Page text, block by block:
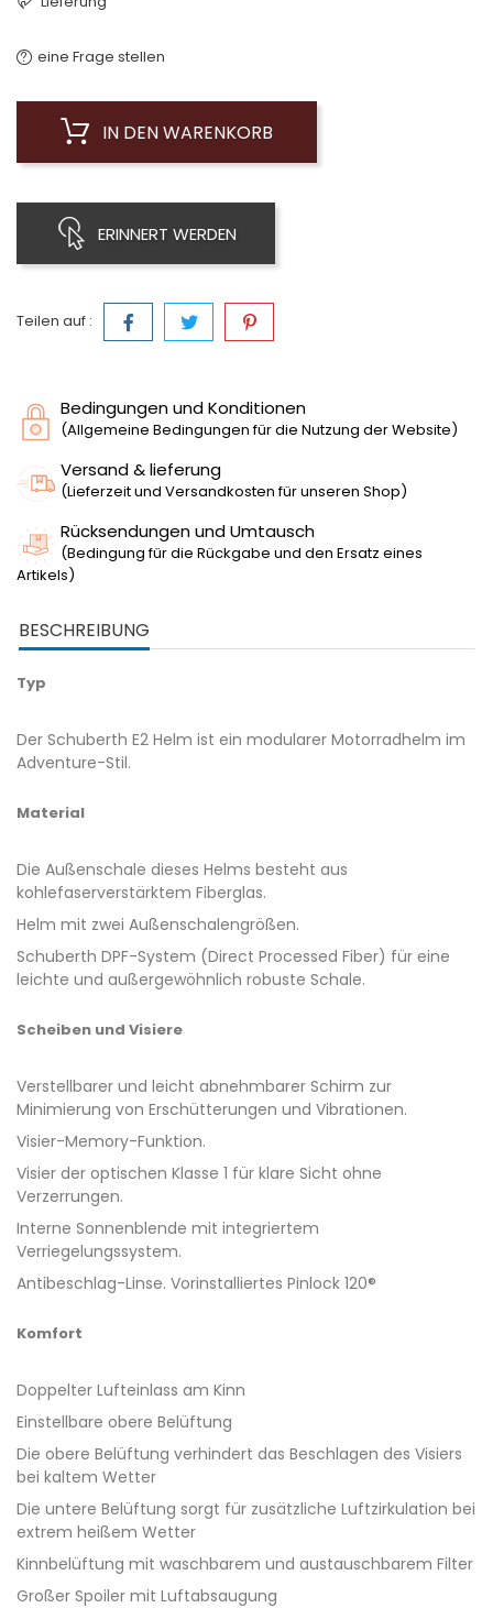
eine Frage stellen
IN DEN WARENKORB
ERINNERT WERDEN
Teilen auf :
Bedingungen und Konditionen
(Allgemeine Bedingungen für die Nutzung der Website)
Versand & lieferung
(Lieferzeit und Versandkosten für unseren Shop)
Rücksendungen und Umtausch
(Bedingung für die Rückgabe und den Ersatz eines
Artikels)
BESCHREIBUNG
Typ
Der Schuberth E2 Helm ist ein modularer Motorradhelm im
Adventure-Stil.
Material
Die Außenschale dieses Helms besteht aus
kohlefaserverstärktem Fiberglas.
Helm mit zwei Außenschalengrößen.
Schuberth DPF-System (Direct Processed Fiber) für eine
leichte und außergewöhnlich robuste Schale.
Scheiben und Visiere
Verstellbarer und leicht abnehmbarer Schirm zur
Minimierung von Erschütterungen und Vibrationen.
Visier-Memory-Funktion.
Visier der optischen Klasse 1 für klare Sicht ohne
Verzerrungen.
Interne Sonnenblende mit integriertem
Verriegelungssystem.
Antibeschlag-Linse. Vorinstalliertes Pinlock 120®
Komfort
Doppelter Lufteinlass am Kinn
Einstellbare obere Belüftung
Die obere Belüftung verhindert das Beschlagen des Visiers
bei kaltem Wetter
Die untere Belüftung sorgt für zusätzliche Luftzirkulation bei
extrem heißem Wetter
Kinnbelüftung mit waschbarem und austauschbarem Filter
Großer Spoiler mit Luftabsaugung